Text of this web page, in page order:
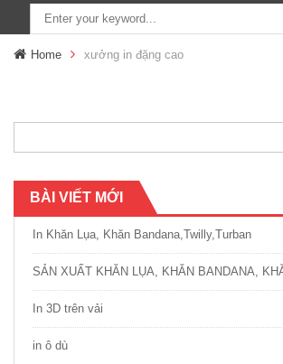
Home xưởng in đặng cao
BÀI VIẾT MỚI
In Khăn Lụa, Khăn Bandana,Twilly,Turban
SẢN XUẤT KHĂN LỤA, KHĂN BANDANA,
In 3D trên vải
in ô dù